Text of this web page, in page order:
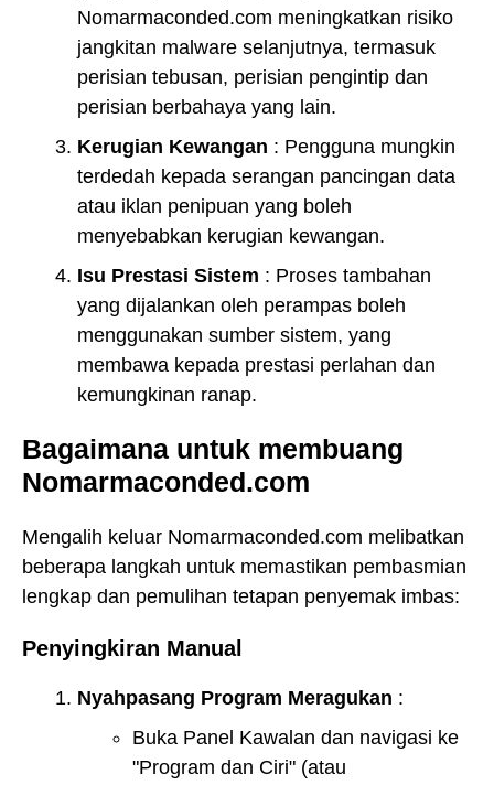
Nomarmaconded.com meningkatkan risiko
jangkitan malware selanjutnya, termasuk
perisian tebusan, perisian pengintip dan
perisian berbahaya yang lain.
Kerugian Kewangan : Pengguna mungkin
terdedah kepada serangan pancingan data
atau iklan penipuan yang boleh
menyebabkan kerugian kewangan.
Isu Prestasi Sistem : Proses tambahan
yang dijalankan oleh perampas boleh
menggunakan sumber sistem, yang
membawa kepada prestasi perlahan dan
kemungkinan ranap.
Bagaimana untuk membuang
Nomarmaconded.com
Mengalih keluar Nomarmaconded.com melibatkan
beberapa langkah untuk memastikan pembasmian
lengkap dan pemulihan tetapan penyemak imbas:
Penyingkiran Manual
Nyahpasang Program Meragukan :
Buka Panel Kawalan dan navigasi ke
"Program dan Ciri" (atau